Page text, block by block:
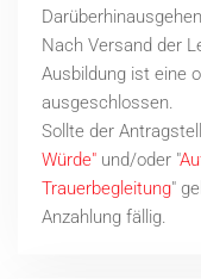
Nach Versand der
Ausbildung ist eine
ausgeschlossen.
Sollte der
Würde" und/oder "
Trauerbegleitung"
Anzahlung fällig.